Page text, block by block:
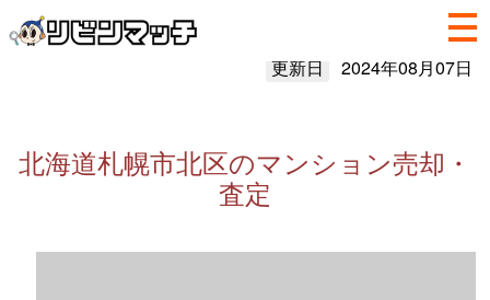
更新日 2024年08月07日
北海道札幌市北区のマンション売却・
査定